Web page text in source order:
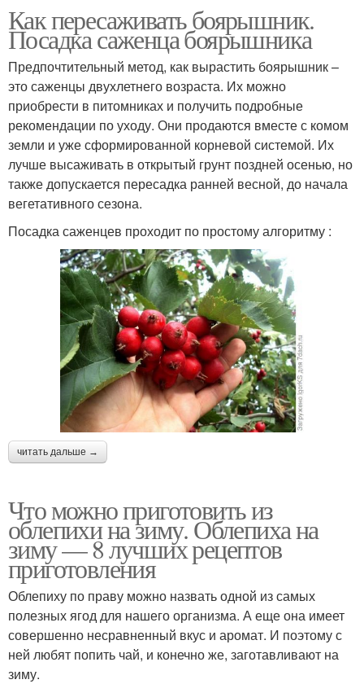
Как пересаживать боярышник.
Посадка саженца боярышника
Предпочтительный метод, как вырастить боярышник –
это саженцы двухлетнего возраста. Их можно
приобрести в питомниках и получить подробные
рекомендации по уходу. Они продаются вместе с комом
земли и уже сформированной корневой системой. Их
лучше высаживать в открытый грунт поздней осенью, но
также допускается пересадка ранней весной, до начала
вегетативного сезона.
Посадка саженцев проходит по простому алгоритму :
читать дальше →
Что можно приготовить из
облепихи на зиму. Облепиха на
зиму — 8 лучших рецептов
приготовления
Облепиху по праву можно назвать одной из самых
полезных ягод для нашего организма. А еще она имеет
совершенно несравненный вкус и аромат. И поэтому с
ней любят попить чай, и конечно же, заготавливают на
зиму.